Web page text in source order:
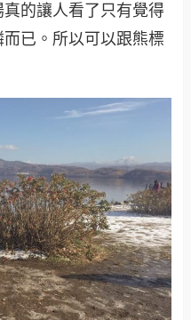
的讓人看了只有覺得
已。所以可以跟熊標